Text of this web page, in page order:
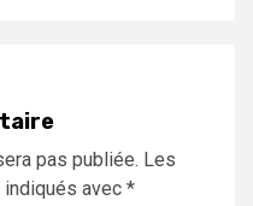
pas publiée. Les
avec *